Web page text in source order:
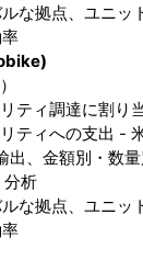
な拠点、ユニッ
ティ調達に割り
ティへの支出 -
出、金額別・数
分析
な拠点、ユニッ